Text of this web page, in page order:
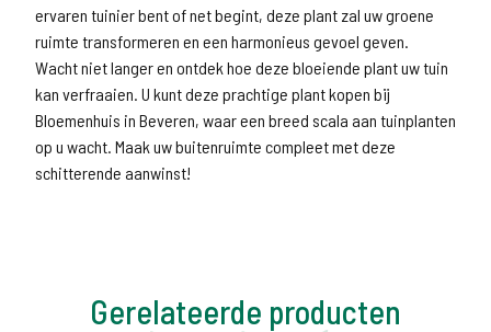
ervaren tuinier bent of net begint, deze plant zal uw groene
ruimte transformeren en een harmonieus gevoel geven.
Wacht niet langer en ontdek hoe deze bloeiende plant uw tuin
kan verfraaien. U kunt deze prachtige plant kopen bij
Bloemenhuis in Beveren, waar een breed scala aan tuinplanten
op u wacht. Maak uw buitenruimte compleet met deze
schitterende aanwinst!
Gerelateerde producten